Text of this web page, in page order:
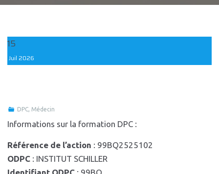
15
Juil 2026
DPC, Médecin
Informations sur la formation DPC :
Référence de l’action : 99BQ2525102
ODPC : INSTITUT SCHILLER